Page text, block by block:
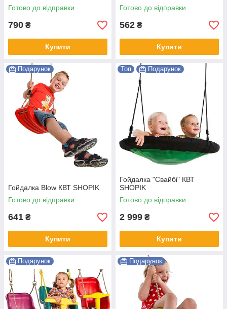
Готово до відправки
790 ₴
Купити
Готово до відправки
562 ₴
Купити
Подарунок
Гойдалка Blow КВТ SHOPIK
Готово до відправки
641 ₴
Купити
Топ Подарунок
Гойдалка "Свайбі" КВТ
SHOPIK
Готово до відправки
2 999 ₴
Купити
Подарунок Подарунок